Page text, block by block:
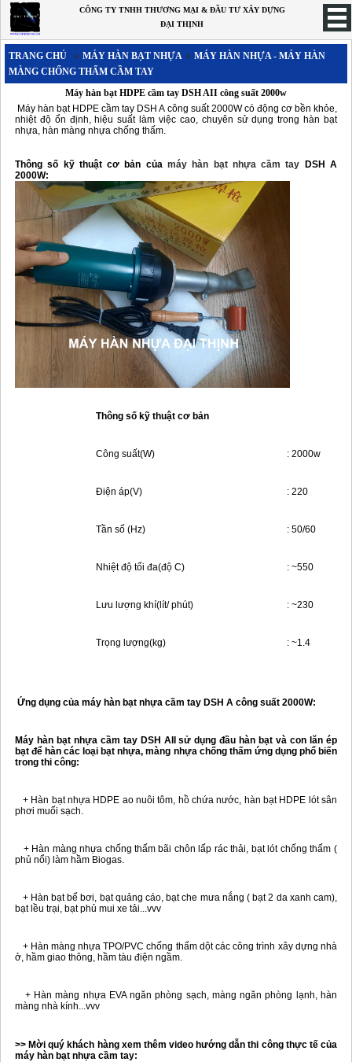
CÔNG TY TNHH THƯƠNG MẠI & ĐẦU TƯ XÂY DỰNG
ĐẠI THỊNH
TRANG CHỦ
MÁY HÀN BẠT NHỰA
Máy hàn nhựa - máy hàn bạt nhựa - máy hàn màng chống thấm tự động
Máy hàn nhựa - máy hàn màng chống thấm cầm tay
Máy hàn bạt HDPE|Máy hàn màng HDPE LST900
Máy hàn bạt HDPE LST GM1
MÁY HÀN ỐNG NHỰA
Máy hàn nhựa cầm tay
Máy Hàn Nhựa - Máy Hàn Đùn
Máy hàn tấm nhựa(hàn ghép đối đầu)
MÁY HÀN MÀNG NHỰA CHỐNG THẤM DỘT
MÁY HÀN BẠT NHỰA QUẢNG CÁO
MÁY HÀN SÀN NHỰA VINYL
TRANG CHỦ » MÁY HÀN BẠT NHỰA » MÁY HÀN NHỰA - MÁY HÀN
MÀNG CHỐNG THẤM CẦM TAY
Máy hàn bạt HDPE cầm tay DSH AII công suất 2000w
Máy hàn bạt HDPE cầm tay DSH A công suất 2000W có động cơ bền khỏe,
nhiệt độ ổn định, hiệu suất làm việc cao, chuyên sử dụng trong hàn bạt
nhựa, hàn màng nhựa chống thấm.
Thông số kỹ thuật cơ bản của máy hàn bạt nhựa cầm tay DSH A
2000W:
Thông số kỹ thuật cơ bản
Công suất(W)
Điện áp(V)
Tần số (Hz)
Nhiệt độ tối đa(độ C)
Lưu lượng khí(lít/ phút)
Trọng lượng(kg)
: 2000w
: 220
: 50/60
: ~550
: ~230
: ~1.4
Ứng dụng của máy hàn bạt nhựa cầm tay DSH A công suất 2000W:
Máy hàn bạt nhựa cầm tay DSH AII sử dụng đầu hàn bạt và con lăn ép
bạt để hàn các loại bạt nhựa, màng nhựa chống thấm ứng dụng phổ biến
trong thi công:
+ Hàn bạt nhựa HDPE ao nuôi tôm, hồ chứa nước, hàn bạt HDPE lót sân
phơi muối sạch.
+ Hàn màng nhựa chống thấm bãi chôn lấp rác thải, bạt lót chống thấm (
phủ nổi) làm hầm Biogas.
+ Hàn bạt bể bơi, bạt quảng cáo, bạt che mưa nắng ( bạt 2 da xanh cam),
bạt lều trại, bạt phủ mui xe tải...vvv
+ Hàn màng nhựa TPO/PVC chống thấm dột các công trình xây dựng nhà
ở, hầm giao thông, hầm tàu điện ngầm.
+ Hàn màng nhựa EVA ngăn phòng sạch, màng ngăn phòng lạnh, hàn
màng nhà kính...vvv
>> Mời quý khách hàng xem thêm video hướng dẫn thi công thực tế của
máy hàn bạt nhựa cầm tay: